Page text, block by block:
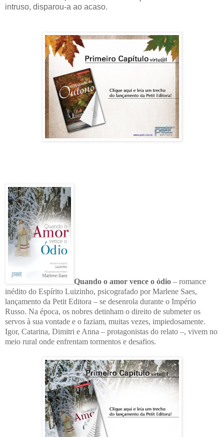
intruso, disparou-a ao acaso.
Quando o amor vence o ódio – romance
inédito do Espírito Luizinho, psicografado por Marlene Saes,
lançamento da Petit Editora – se desenrola durante o Império
Russo. Na época, os nobres detinham o direito de submeter os
servos à sua vontade e o faziam, muitas vezes, impiedosamente.
Igor, Catarina, Dimitri e Anna – protagonistas do relato –, vivem no
meio rural onde enfrentam tormentos e desafios.